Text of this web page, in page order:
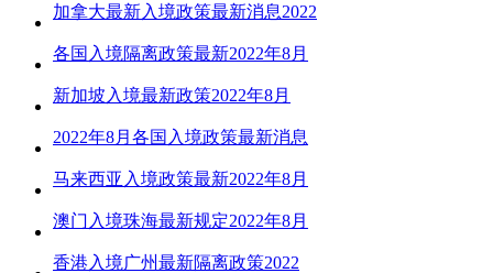
加拿大最新入境政策最新消息2022
各国入境隔离政策最新2022年8月
新加坡入境最新政策2022年8月
2022年8月各国入境政策最新消息
马来西亚入境政策最新2022年8月
澳门入境珠海最新规定2022年8月
香港入境广州最新隔离政策2022